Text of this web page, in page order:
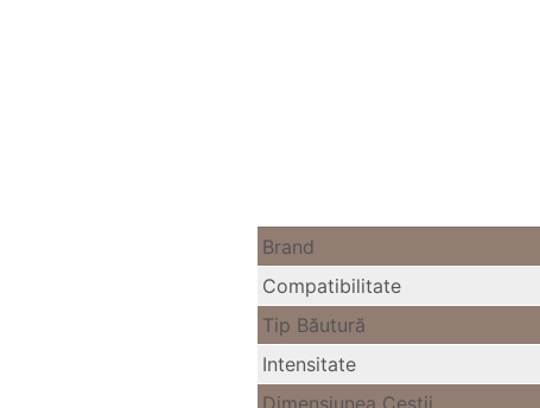
Brand
Compatibilitate
Tip Băutură
Intensitate
Dimensiunea Ceştii